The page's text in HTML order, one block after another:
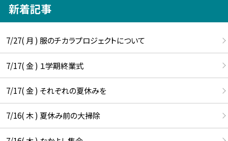
新着記事
7/27( 月 ) 服のチカラプロジェクトについて
7/17( 金 ) １学期終業式
7/17( 金 ) それぞれの夏休みを
7/16( 木 ) 夏休み前の大掃除